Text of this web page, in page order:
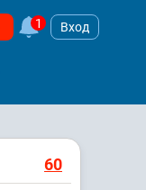
1 Вход
60